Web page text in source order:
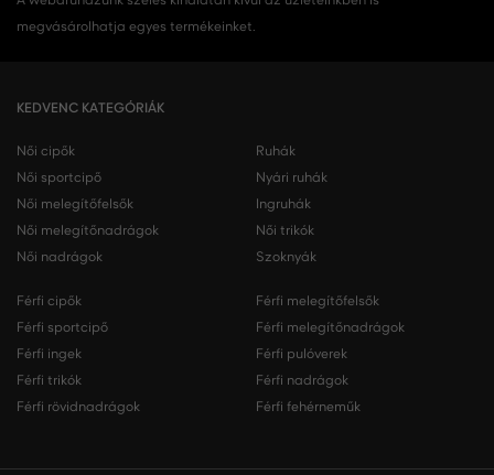
megvásárolhatja egyes termékeinket.
KEDVENC KATEGÓRIÁK
Női cipők
Női sportcipő
Női melegítőfelsők
Női melegítőnadrágok
Női nadrágok
Ruhák
Nyári ruhák
Ingruhák
Női trikók
Szoknyák
Férfi cipők
Férfi sportcipő
Férfi ingek
Férfi trikók
Férfi rövidnadrágok
Férfi melegítőfelsők
Férfi melegítőnadrágok
Férfi pulóverek
Férfi nadrágok
Férfi fehérneműk